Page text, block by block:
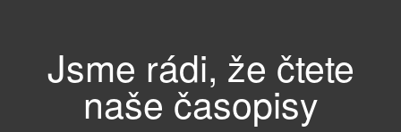
Jsme rádi, že čtete
naše časopisy